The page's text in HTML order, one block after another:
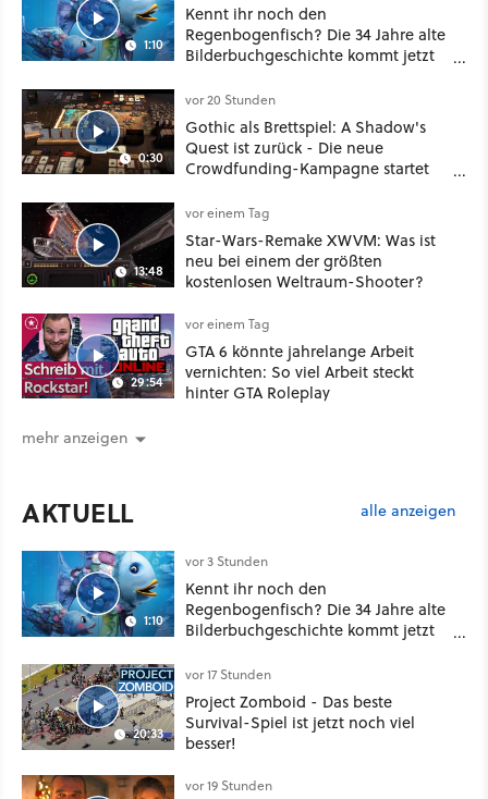
1:10
Kennt ihr noch den
Regenbogenfisch? Die 34 Jahre alte
Bilderbuchgeschichte kommt jetzt
0:30
vor 20 Stunden
Gothic als Brettspiel: A Shadow's
Quest ist zurück - Die neue
Crowdfunding-Kampagne startet
13:48
vor einem Tag
Star-Wars-Remake XWVM: Was ist
neu bei einem der größten
kostenlosen Weltraum-Shooter?
29:54
vor einem Tag
GTA 6 könnte jahrelange Arbeit
vernichten: So viel Arbeit steckt
hinter GTA Roleplay
mehr anzeigen
AKTUELL alle anzeigen
1:10
vor 3 Stunden
Kennt ihr noch den
Regenbogenfisch? Die 34 Jahre alte
Bilderbuchgeschichte kommt jetzt
20:33
vor 17 Stunden
Project Zomboid - Das beste
Survival-Spiel ist jetzt noch viel
besser!
vor 19 Stunden